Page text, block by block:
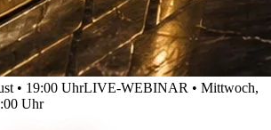
• 19:00 UhrLIVE-WEBINAR • Mittwoch,
Uhr